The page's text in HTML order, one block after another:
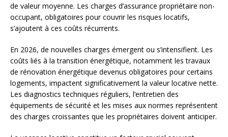
de valeur moyenne. Les charges d’assurance propriétaire non-
occupant, obligatoires pour couvrir les risques locatifs,
s’ajoutent à ces coûts récurrents.
En 2026, de nouvelles charges émergent ou s’intensifient. Les
coûts liés à la transition énergétique, notamment les travaux
de rénovation énergétique devenus obligatoires pour certains
logements, impactent significativement la valeur locative nette.
Les diagnostics techniques réguliers, l’entretien des
équipements de sécurité et les mises aux normes représentent
des charges croissantes que les propriétaires doivent anticiper.